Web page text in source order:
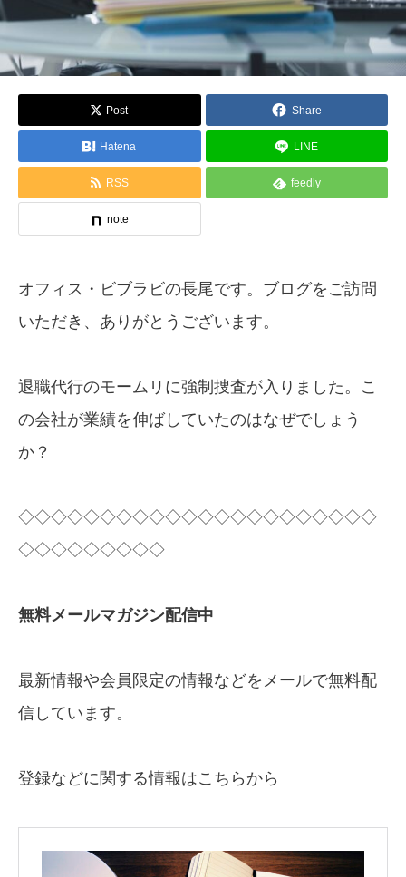
Post Share
Hatena LINE
RSS feedly
note
オフィス・ビブラビの長尾です。ブログをご訪問
いただき、ありがとうございます。
退職代行のモームリに強制捜査が入りました。こ
の会社が業績を伸ばしていたのはなぜでしょう
か？
◇◇◇◇◇◇◇◇◇◇◇◇◇◇◇◇◇◇◇◇◇◇
◇◇◇◇◇◇◇◇◇
無料メールマガジン配信中
最新情報や会員限定の情報などをメールで無料配
信しています。
登録などに関する情報はこちらから